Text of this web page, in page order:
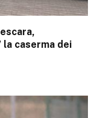
caserma dei